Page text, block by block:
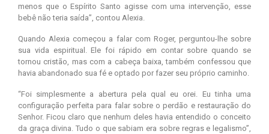
menos que o Espírito Santo agisse com uma intervenção, esse
bebê não teria saída”, contou Alexia.
Quando Alexia começou a falar com Roger, perguntou-lhe sobre
sua vida espiritual. Ele foi rápido em contar sobre quando se
tornou cristão, mas com a cabeça baixa, também confessou que
havia abandonado sua fé e optado por fazer seu próprio caminho.
“Foi simplesmente a abertura pela qual eu orei. Eu tinha uma
configuração perfeita para falar sobre o perdão e restauração do
Senhor. Ficou claro que nenhum deles havia entendido o conceito
da graça divina. Tudo o que sabiam era sobre regras e legalismo”,